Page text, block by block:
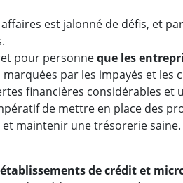
est jalonné de défis, et
pour personneque les
par les impayés et les
financières considérables et
de mettre en place des
maintenir une trésorerie saine.
de crédit et